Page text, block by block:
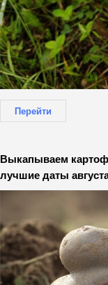
Перейти
Выкапываем
лучшие даты